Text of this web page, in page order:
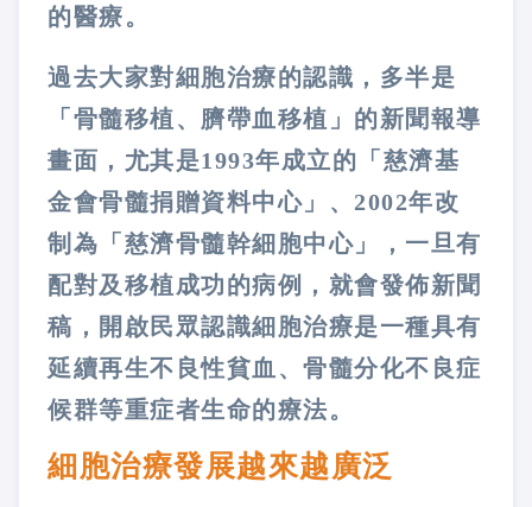
的醫療。
過去大家對細胞治療的認識，多半是
「骨髓移植、臍帶血移植」的新聞報導
畫面，尤其是1993年成立的「慈濟基
金會骨髓捐贈資料中心」、2002年改
制為「慈濟骨髓幹細胞中心」，一旦有
配對及移植成功的病例，就會發佈新聞
稿，開啟民眾認識細胞治療是一種具有
延續再生不良性貧血、骨髓分化不良症
候群等重症者生命的療法。
細胞治療發展越來越廣泛